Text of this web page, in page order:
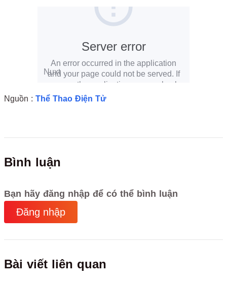
Nguồn : Thể Thao Điện Tử
Bình luận
Bạn hãy đăng nhập để có thể bình luận
Đăng nhập
Bài viết liên quan